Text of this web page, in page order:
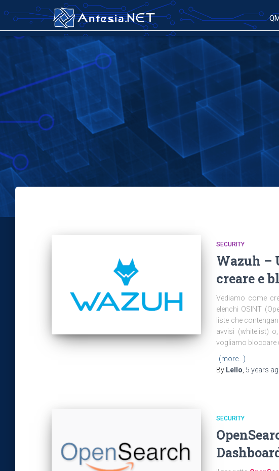
SECURITY
Wazuh –
creare e
Vediamo come
elenchi OSINT
liste che
avvisi (whitelist)
vogliamo bloccare
(more…)
By Lello 5 years
SECURITY